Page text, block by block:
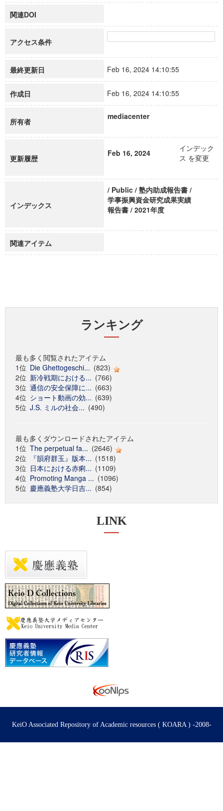
関連DOI
アクセス条件
最終更新日 Feb 16, 2024 14:10:55
作成日 Feb 16, 2024 14:10:55
所有者
mediacenter
更新履歴
Feb 16, 2024
インデック
ス を変更
インデックス
/ Public / 塾内助成報告書 /
学事振興資金研究成果実績
報告書 / 2021年度
関連アイテム
ランキング
最も多く閲覧されたアイテム
1位 Die Ghettogeschi... (823)
2位 新冷戦期における... (766)
3位 通信の安全保障に... (663)
4位 ショート動画の効... (639)
5位 J.S. ミルの社会... (490)
最も多くダウンロードされたアイテム
1位 The perpetual fa... (2646)
2位
『韻府群玉』版本... (1518)
3位 日本における赤痢... (1109)
4位 Promoting Manga ... (1096)
5位 慶應義塾大学日吉... (854)
LINK
KeiO Associated Repository of Academic resources ( KOARA ) -2008-